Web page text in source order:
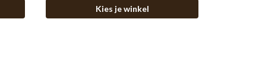
Kies je winkel